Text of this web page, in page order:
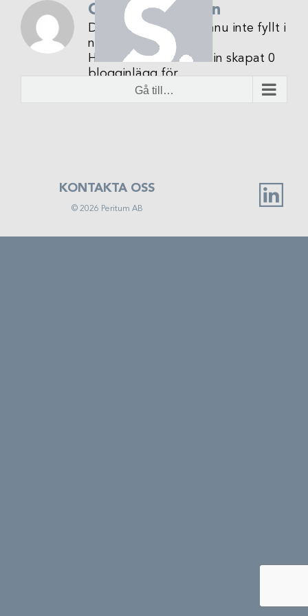
Fortsätt
innehållet
Gå till…
Om Niklas Wallin
Denna skribent har ännu inte fyllt i
någon information.
Hittills har Niklas Wallin skapat 0
blogginlägg för.
KONTAKTA OSS
© 2026 Peritum AB